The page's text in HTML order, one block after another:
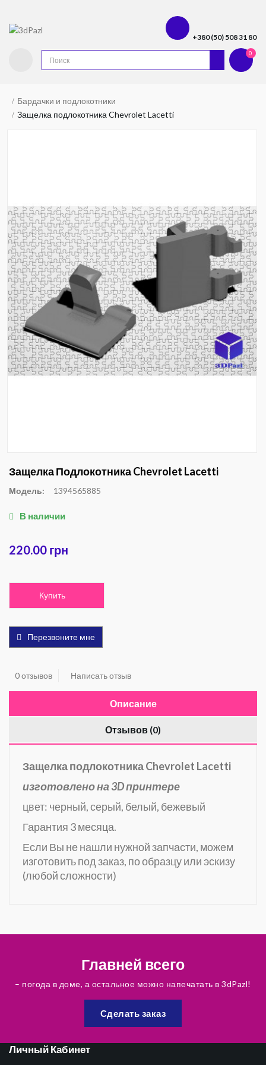
+380 (50) 508 31 80
0
Бардачки и подлокотники
Защелка подлокотника Chevrolet Lacetti
Защелка Подлокотника Chevrolet Lacetti
Модель: 1394565885
В наличии
220.00 грн
Купить
Перезвоните мне
0 отзывов Написать отзыв
Описание
Отзывов (0)
Защелка подлокотника Chevrolet Lacetti
изготовлено на 3D принтере
цвет: черный, серый, белый, бежевый
Гарантия 3 месяца.
Если Вы не нашли нужной запчасти, можем
изготовить под заказ, по образцу или эскизу
(любой сложности)
Главней всего
– погода в доме, а остальное можно напечатать в 3dPazl!
Сделать заказ
Личный Кабинет